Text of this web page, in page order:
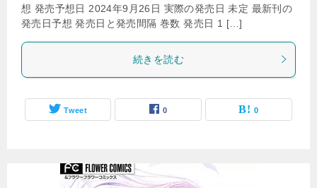
想 発売予想日 2024年9月26日 実際の発売日 未定 最新刊の
発売日予想 発売日と発売間隔 巻数 発売日 1 […]
続きを読む
Tweet 0 0